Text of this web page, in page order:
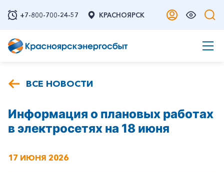
+7-800-700-24-57 КРАСНОЯРСК
ВСЕ НОВОСТИ
Информация о плановых работах
в электросетях на 18 июня
17 ИЮНЯ 2026